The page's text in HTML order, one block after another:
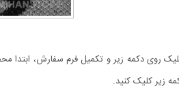
روی دکمه زیر و تکمیل فرم سفارش، ابتدا
زیر کلیک کنید.